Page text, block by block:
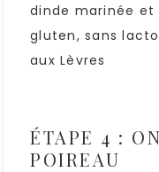
ÉTAPE 4 :
POIREAU